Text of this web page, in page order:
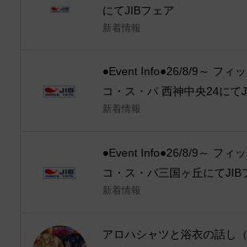
にてJIBフェア
新着情報
●Event Info●26/8/9～ フィ
コ・ス・パ 西神中央24にて
新着情報
●Event Info●26/8/9～ フィ
コ・ス・パ三国ヶ丘にてJIB
新着情報
アロハシャツと浴衣の話し